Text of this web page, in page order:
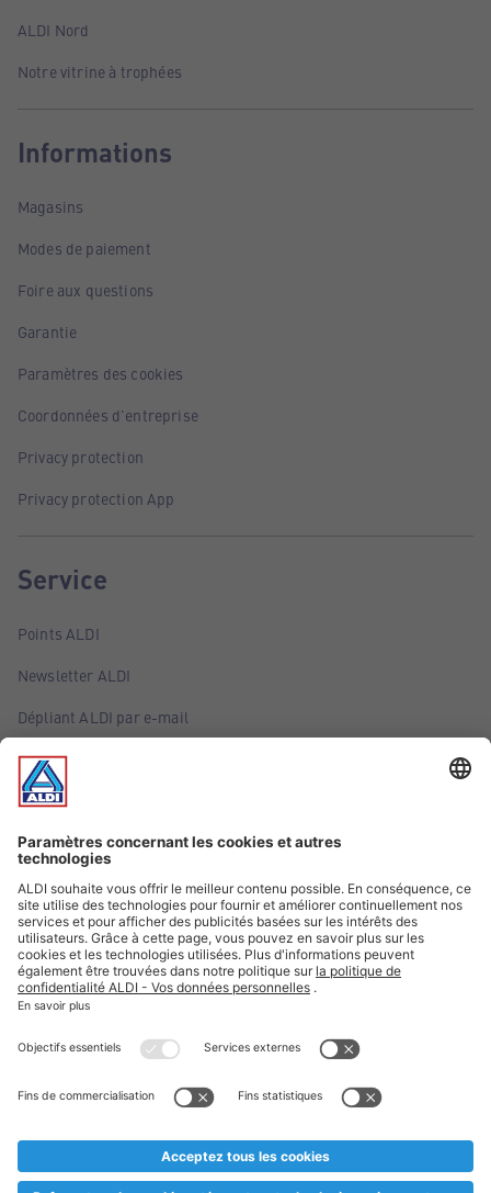
ALDI Nord
Notre vitrine à trophées
Informations
Magasins
Modes de paiement
Foire aux questions
Garantie
Paramètres des cookies
Coordonnées d'entreprise
Privacy protection
Privacy protection App
Service
Points ALDI
Newsletter ALDI
Dépliant ALDI par e-mail
Offres
Infos essentielles
Suivez ALDI Belgique
Textes marqués d'un astérisque et mentions légales
* Nous vendons ces articles temporairement et jusqu'à
au cas où, malgré le planning bien étudié, nous serions
prématurément en rupture de stock. Prix Recupel et TVA incl.
** Sur ce site, l’utilisation de la forme masculine a été adoptée